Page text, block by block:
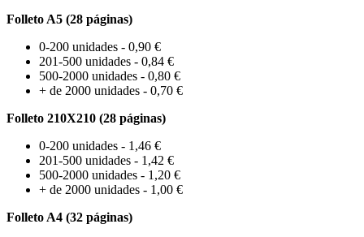
Folleto A5 (28 páginas)
0-200 unidades - 0,90 €
201-500 unidades - 0,84 €
500-2000 unidades - 0,80 €
+ de 2000 unidades - 0,70 €
Folleto 210X210 (28 páginas)
0-200 unidades - 1,46 €
201-500 unidades - 1,42 €
500-2000 unidades - 1,20 €
+ de 2000 unidades - 1,00 €
Folleto A4 (32 páginas)